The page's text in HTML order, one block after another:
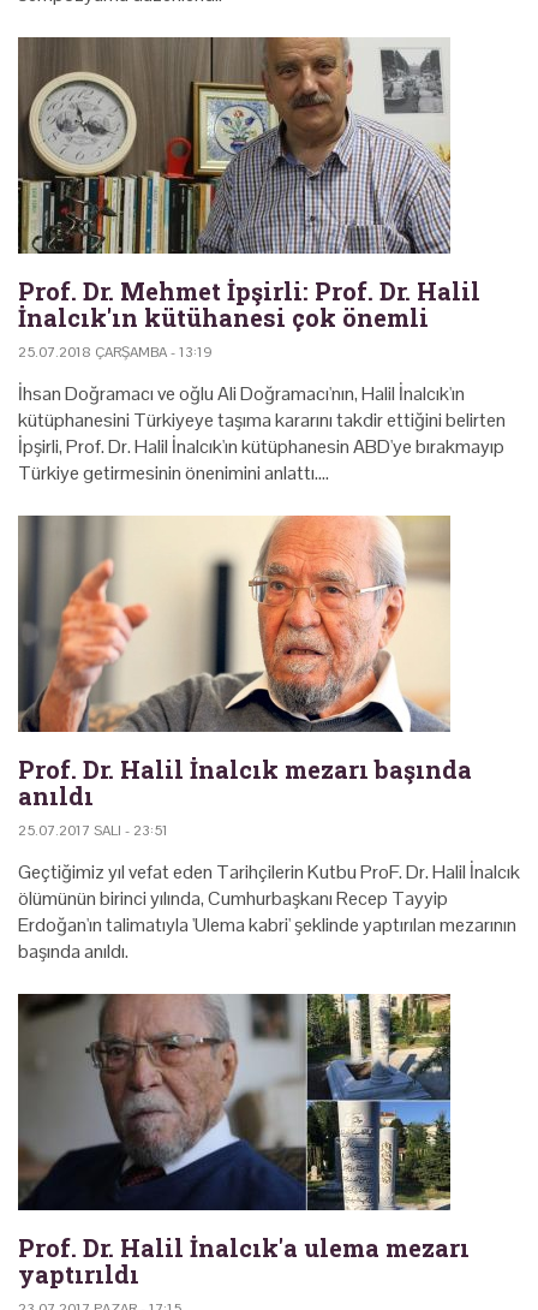
Prof. Dr. Mehmet İpşirli: Prof. Dr. Halil
İnalcık'ın kütühanesi çok önemli
25.07.2018 ÇARŞAMBA - 13:19
İhsan Doğramacı ve oğlu Ali Doğramacı'nın, Halil İnalcık'ın
kütüphanesini Türkiyeye taşıma kararını takdir ettiğini belirten
İpşirli, Prof. Dr. Halil İnalcık'ın kütüphanesin ABD'ye bırakmayıp
Türkiye getirmesinin önenimini anlattı.…
Prof. Dr. Halil İnalcık mezarı başında
anıldı
25.07.2017 SALI - 23:51
Geçtiğimiz yıl vefat eden Tarihçilerin Kutbu ProF. Dr. Halil İnalcık
ölümünün birinci yılında, Cumhurbaşkanı Recep Tayyip
Erdoğan'ın talimatıyla 'Ulema kabri' şeklinde yaptırılan mezarının
başında anıldı.
Prof. Dr. Halil İnalcık'a ulema mezarı
yaptırıldı